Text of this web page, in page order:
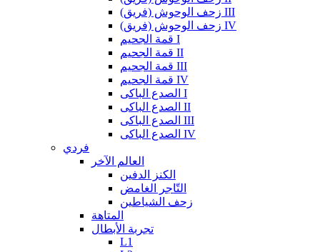
زحف الوحوش (فريق) III
زحف الوحوش (فريق) IV
قمة الجحيم I
قمة الجحيم II
قمة الجحيم III
قمة الجحيم IV
الصدع الباكى I
الصدع الباكى II
الصدع الباكى III
الصدع الباكى IV
فردي
العالم الآخر
الكنز الدفين
التّاجر الغامض
زحف الشياطين
المتاهة
تجربة الأبطال
L1